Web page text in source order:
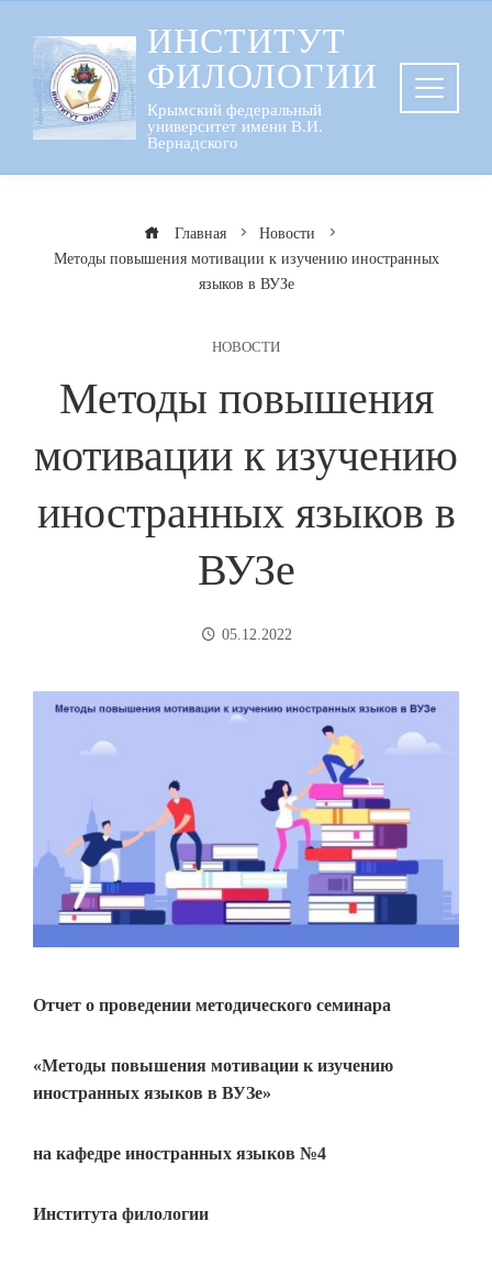
содержанию
ИНСТИТУТ
ФИЛОЛОГИИ
Крымский федеральный
университет имени В.И.
Вернадского
Главная
Новости
Методы повышения мотивации к изучению иностранных
языков в ВУЗе
НОВОСТИ
Методы повышения
мотивации к изучению
иностранных языков в
ВУЗе
05.12.2022
Отчет о проведении методического семинара
«Методы повышения мотивации к изучению
иностранных языков в ВУЗе»
на кафедре иностранных языков №4
Института филологии